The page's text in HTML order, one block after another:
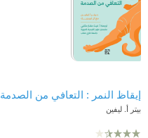
إيقاظ النمر : التعافي من الصدمة
بيتر أ. ليفين